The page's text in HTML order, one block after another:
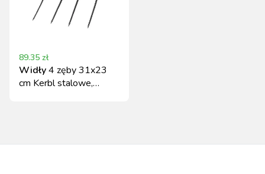
89.35 zł
Widły4 zęby 31x23
cm Kerbl stalowe,